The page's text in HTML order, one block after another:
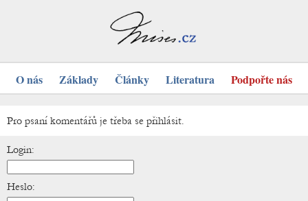
O nás Základy Články Literatura Podpořte nás
Pro psaní komentářů je třeba se přihlásit.
Login:
Heslo: